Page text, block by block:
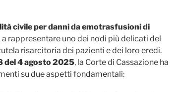
civile per danni da emotrasfusioni di
rappresentare uno dei nodi più delicati del
risarcitoria dei pazienti e dei loro eredi.
del 4 agosto 2025, la Corte di Cassazione ha
su due aspetti fondamentali: